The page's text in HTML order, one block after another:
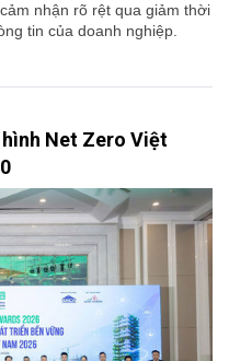
nhận rõ rệt qua giảm thời
tin của doanh nghiệp.
Net Zero Việt